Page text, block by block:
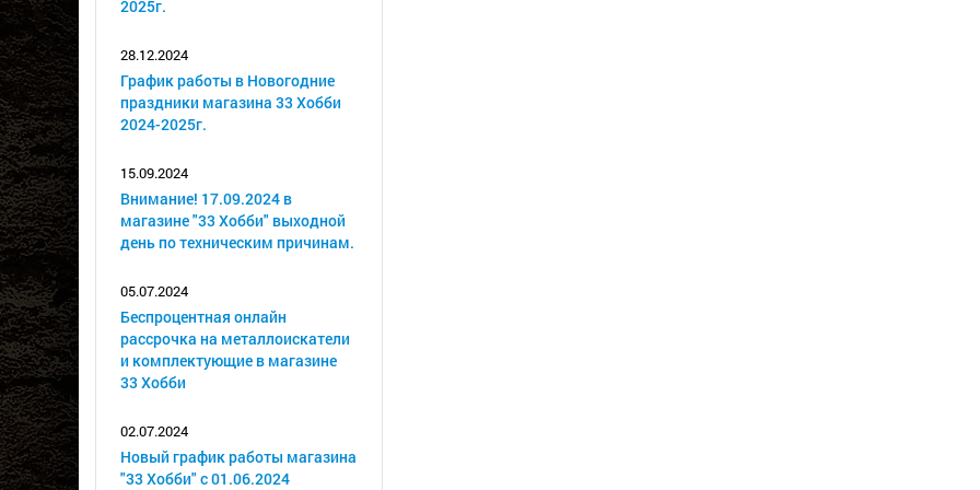
2025г.
28.12.2024
График работы в Новогодние
праздники магазина 33 Хобби
2024-2025г.
15.09.2024
Внимание! 17.09.2024 в
магазине "33 Хобби" выходной
день по техническим причинам.
05.07.2024
Беспроцентная онлайн
рассрочка на металлоискатели
и комплектующие в магазине
33 Хобби
02.07.2024
Новый график работы магазина
"33 Хобби" с 01.06.2024